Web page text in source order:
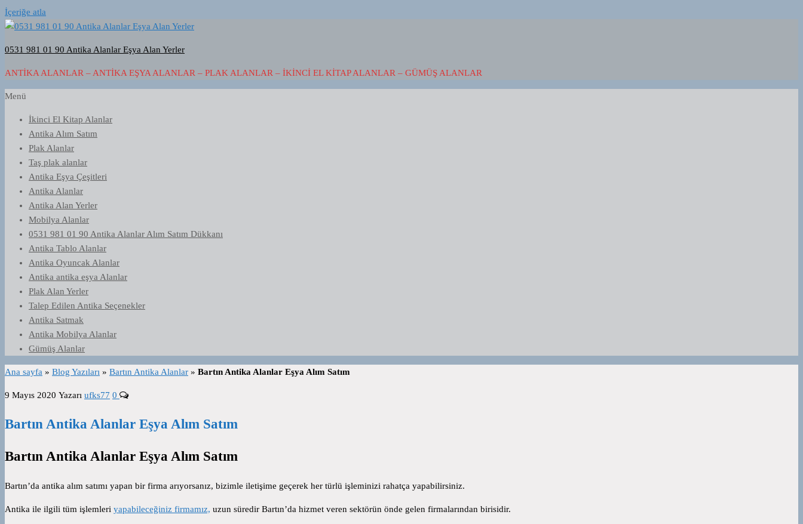
İçeriğe atla
0531 981 01 90 Antika Alanlar Eşya Alan Yerler
ANTIKA ALANLAR – ANTIKA EŞYA ALANLAR – PLAK ALANLAR – İKINCI EL KITAP ALANLAR – GÜMÜŞ ALANLAR
Menü
İkinci El Kitap Alanlar
Antika Alım Satım
Plak Alanlar
Taş plak alanlar
Antika Eşya Çeşitleri
Antika Alanlar
Antika Alan Yerler
Mobilya Alanlar
0531 981 01 90 Antika Alanlar Alım Satım Dükkanı
Antika Tablo Alanlar
Antika Oyuncak Alanlar
Antika antika eşya Alanlar
Plak Alan Yerler
Talep Edilen Antika Seçenekler
Antika Satmak
Antika Mobilya Alanlar
Gümüş Alanlar
Ana sayfa » Blog Yazıları » Bartın Antika Alanlar » Bartın Antika Alanlar Eşya Alım Satım
9 Mayıs 2020 Yazarı ufks77 0
Bartın Antika Alanlar Eşya Alım Satım
Bartın Antika Alanlar Eşya Alım Satım
Bartın’da antika alım satımı yapan bir firma arıyorsanız, bizimle iletişime geçerek her türlü işleminizi rahatça yapabilirsiniz.
Antika ile ilgili tüm işlemleri yapabileceğiniz firmamız, uzun süredir Bartın’da hizmet veren sektörün önde gelen firmalarından birisidir.